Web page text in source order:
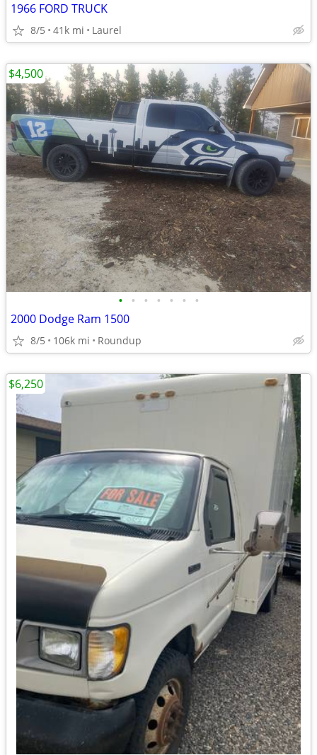
1966 FORD TRUCK
8/5 41k mi Laurel
• • • • • • •
2000 Dodge Ram 1500
8/5 106k mi Roundup
$4,500
$6,250